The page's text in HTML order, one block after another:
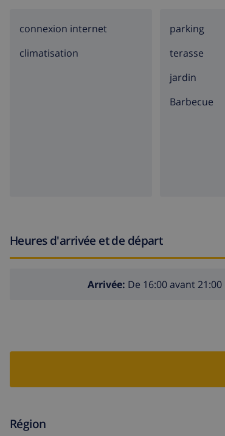
connexion internet
climatisation
parking
terasse
jardin
barbecue
Heures d'arrivée et de départ
Arrivée: De 16:00 avant 21:00
Région